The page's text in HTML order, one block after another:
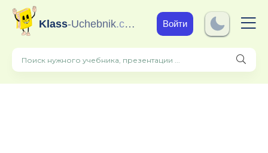
Klass-Uchebnik.com Войти